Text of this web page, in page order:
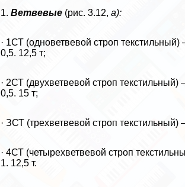
1.Ветвевые (рис. 3.12,а):
· 1СТ (одноветвевой строп
0,5. 12,5 т;
· 2СТ (двухветвевой строп
0,5. 15 т;
· ЗСТ (трехветвевой строп
· 4СТ (четырехветвевой строп
1. 12,5 т.